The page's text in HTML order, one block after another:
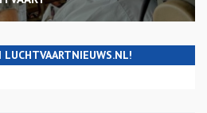
LUCHTVAARTNIEUWS.NL!